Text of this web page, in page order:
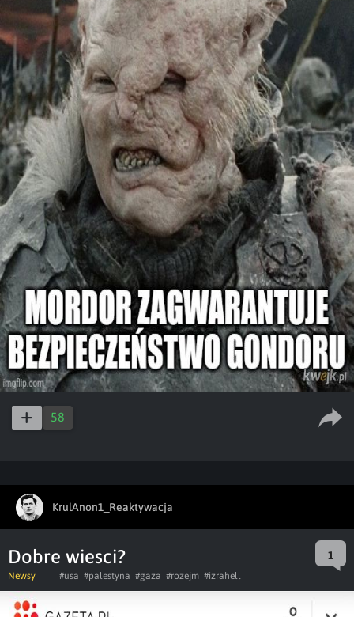
58
KrulAnon1_Reaktywacja
Dobre wiesci? 1
Newsy #usa #palestyna #gaza #rozejm #izrahell